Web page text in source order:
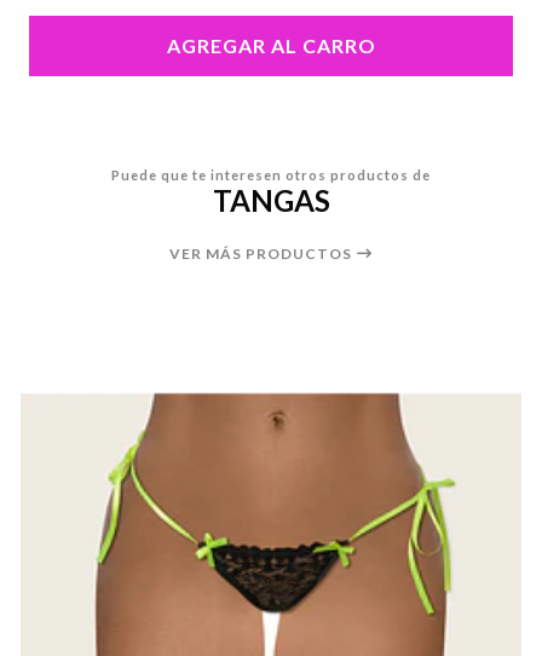
AGREGAR AL CARRO
Puede que te interesen otros productos de
TANGAS
VER MÁS PRODUCTOS